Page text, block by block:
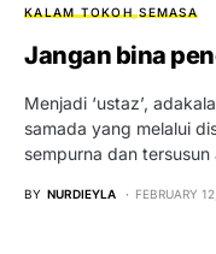
KALAM TOKOH SEMASA
Jangan bina
Menjadi ‘ustaz’,
samada yang melalui
sempurna dan
BY NURDIEYLA FEBRUARY